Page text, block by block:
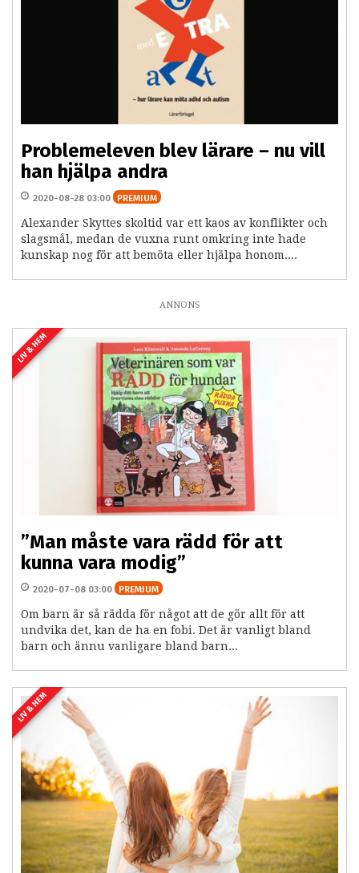
Problemeleven blev lärare – nu vill
han hjälpa andra
2020-08-28 03:00 PREMIUM
Alexander Skyttes skoltid var ett kaos av konflikter och
slagsmål, medan de vuxna runt omkring inte hade
kunskap nog för att bemöta eller hjälpa honom....
ANNONS
LIV & HEM
”Man måste vara rädd för att
kunna vara modig”
2020-07-08 03:00 PREMIUM
Om barn är så rädda för något att de gör allt för att
undvika det, kan de ha en fobi. Det är vanligt bland
barn och ännu vanligare bland barn...
LIV & HEM